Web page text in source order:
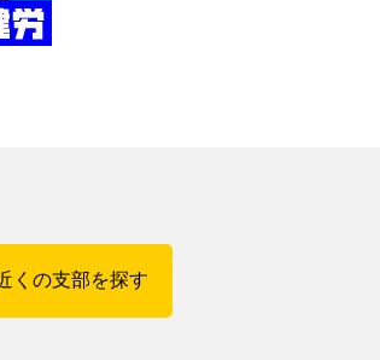
くの支部を探す